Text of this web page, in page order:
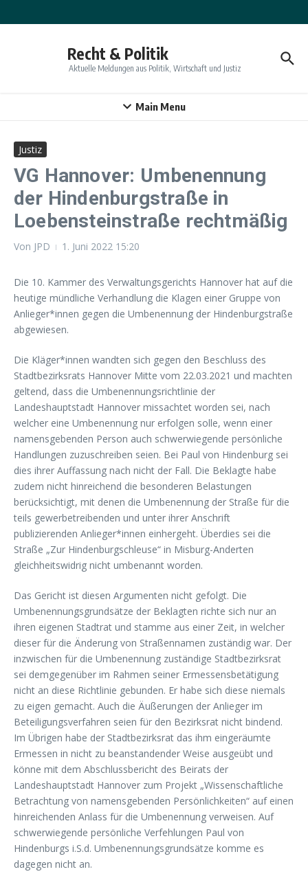
Recht & Politik
Aktuelle Meldungen aus Politik, Wirtschaft und Justiz
Main Menu
Justiz
VG Hannover: Umbenennung
der Hindenburgstraße in
Loebensteinstraße rechtmäßig
Von JPD 1. Juni 2022 15:20
Die 10. Kammer des Verwaltungsgerichts Hannover hat auf die
heutige mündliche Verhandlung die Klagen einer Gruppe von
Anlieger*innen gegen die Umbenennung der Hindenburgstraße
abgewiesen.
Die Kläger*innen wandten sich gegen den Beschluss des
Stadtbezirksrats Hannover Mitte vom 22.03.2021 und machten
geltend, dass die Umbenennungsrichtlinie der
Landeshauptstadt Hannover missachtet worden sei, nach
welcher eine Umbenennung nur erfolgen solle, wenn einer
namensgebenden Person auch schwerwiegende persönliche
Handlungen zuzuschreiben seien. Bei Paul von Hindenburg sei
dies ihrer Auffassung nach nicht der Fall. Die Beklagte habe
zudem nicht hinreichend die besonderen Belastungen
berücksichtigt, mit denen die Umbenennung der Straße für die
teils gewerbetreibenden und unter ihrer Anschrift
publizierenden Anlieger*innen einhergeht. Überdies sei die
Straße „Zur Hindenburgschleuse“ in Misburg-Anderten
gleichheitswidrig nicht umbenannt worden.
Das Gericht ist diesen Argumenten nicht gefolgt. Die
Umbenennungsgrundsätze der Beklagten richte sich nur an
ihren eigenen Stadtrat und stamme aus einer Zeit, in welcher
dieser für die Änderung von Straßennamen zuständig war. Der
inzwischen für die Umbenennung zuständige Stadtbezirksrat
sei demgegenüber im Rahmen seiner Ermessensbetätigung
nicht an diese Richtlinie gebunden. Er habe sich diese niemals
zu eigen gemacht. Auch die Äußerungen der Anlieger im
Beteiligungsverfahren seien für den Bezirksrat nicht bindend.
Im Übrigen habe der Stadtbezirksrat das ihm eingeräumte
Ermessen in nicht zu beanstandender Weise ausgeübt und
könne mit dem Abschlussbericht des Beirats der
Landeshauptstadt Hannover zum Projekt „Wissenschaftliche
Betrachtung von namensgebenden Persönlichkeiten“ auf einen
hinreichenden Anlass für die Umbenennung verweisen. Auf
schwerwiegende persönliche Verfehlungen Paul von
Hindenburgs i.S.d. Umbenennungsgrundsätze komme es
dagegen nicht an.